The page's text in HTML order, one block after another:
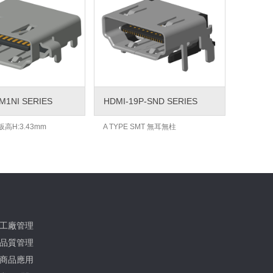
SERIES
高H:3.43mm
HDMI-19P-SND SERIES
A TYPE SMT 無耳無柱
工廠管理
品質管理
商品應用